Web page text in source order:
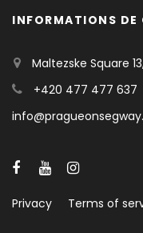
INFORMATIONS DE
Maltezske Square
+420 477 477 637
Privacy Terms of